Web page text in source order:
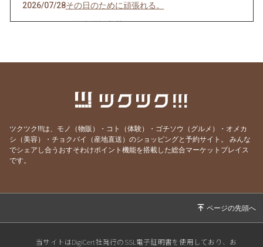
2026/07/28その日のために頑張れる。
2026/07/27天然岩牡蠣入荷
2026/07/21明けましてお疲れ様！
2026/07/17 ご要望にお応えして。
2026/07/14 猛暑日の日は上々や！
2026/07/11焼き魚お好きですか？
ツクツク!!!は、モノ（物販）・コト（体験）・ゴチソウ（グルメ）・オメカ
シ（美容）・チョクバイ（産地直送）のショッピングと予約サイト。
みんな
でシェアし合うおすそわけポイント機能を搭載した総合マーケットプレイス
です。
当サイトはDigiCert社発行のSSL電子証明書を使用しており、お